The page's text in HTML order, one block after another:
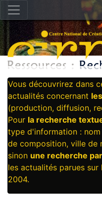
Vous découvrirez dans
actualités concernant
(production, diffusion,
Pour la recherche
type d'information :
de composition, ville de
sinon une recherche
les actualités parues
2004.